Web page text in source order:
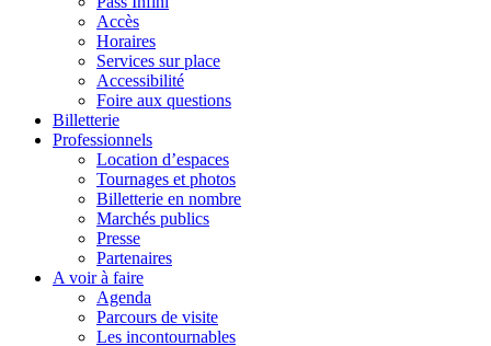
Accès
Horaires
Services sur place
Accessibilité
Foire aux questions
Billetterie
Professionnels
Location d’espaces
Tournages et photos
Billetterie en nombre
Marchés publics
Presse
Partenaires
A voir à faire
Agenda
Parcours de visite
Les incontournables